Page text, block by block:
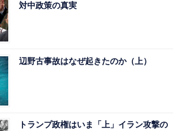
対中政策の真実
辺野古事故はなぜ起きたのか（上）
トランプ政権はいま「上」イラン攻撃の